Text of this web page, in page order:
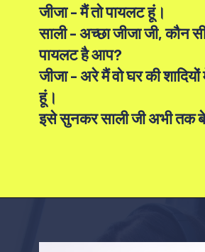
जीजा - मैं तो पायलट हूं।
साली - अच्छा जीजा जी, कौन
पायलट है आप?
जीजा - अरे मैं वो घर की शादियों
हूं।
इसे सुनकर साली जी अभी तक